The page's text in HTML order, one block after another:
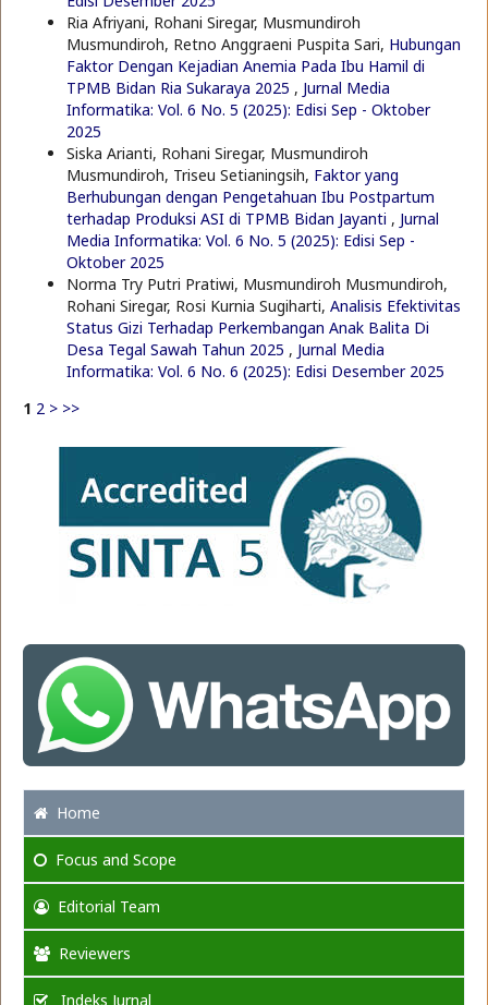
Ria Afriyani, Rohani Siregar, Musmundiroh
Musmundiroh, Retno Anggraeni Puspita Sari, Hubungan
Faktor Dengan Kejadian Anemia Pada Ibu Hamil di
TPMB Bidan Ria Sukaraya 2025 , Jurnal Media
Informatika: Vol. 6 No. 5 (2025): Edisi Sep - Oktober
2025
Siska Arianti, Rohani Siregar, Musmundiroh
Musmundiroh, Triseu Setianingsih, Faktor yang
Berhubungan dengan Pengetahuan Ibu Postpartum
terhadap Produksi ASI di TPMB Bidan Jayanti , Jurnal
Media Informatika: Vol. 6 No. 5 (2025): Edisi Sep -
Oktober 2025
Norma Try Putri Pratiwi, Musmundiroh Musmundiroh,
Rohani Siregar, Rosi Kurnia Sugiharti, Analisis Efektivitas
Status Gizi Terhadap Perkembangan Anak Balita Di
Desa Tegal Sawah Tahun 2025 , Jurnal Media
Informatika: Vol. 6 No. 6 (2025): Edisi Desember 2025
1 2 > >>
Home
Focus and Scope
Editorial Team
Reviewers
Indeks Jurnal